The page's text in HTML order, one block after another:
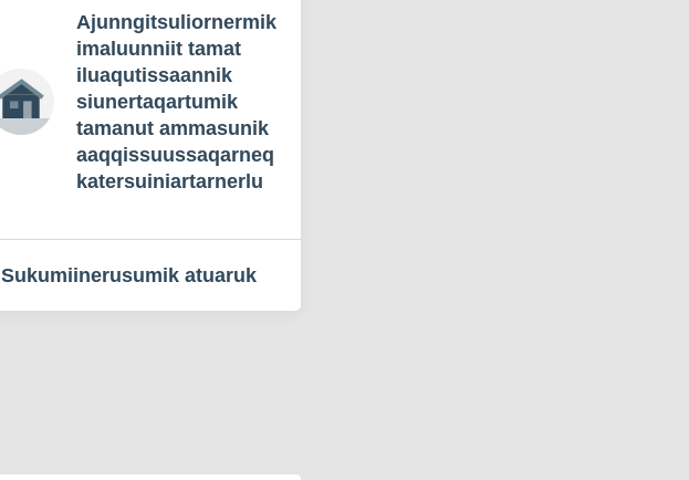
Ajunngitsuliornermik
imaluunniit tamat
iluaqutissaannik
siunertaqartumik
tamanut ammasunik
aaqqissuussaqarneq
katersuiniartarnerlu
Sukumiinerusumik atuaruk